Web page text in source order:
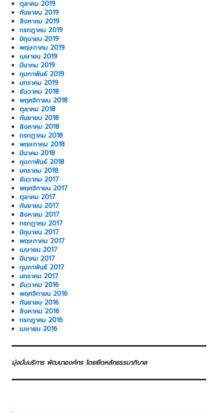
ตุลาคม 2019
กันยายน 2019
สิงหาคม 2019
กรกฎาคม 2019
มิถุนายน 2019
พฤษภาคม 2019
เมษายน 2019
มีนาคม 2019
กุมภาพันธ์ 2019
มกราคม 2019
ธันวาคม 2018
พฤศจิกายน 2018
ตุลาคม 2018
กันยายน 2018
สิงหาคม 2018
กรกฎาคม 2018
พฤษภาคม 2018
มีนาคม 2018
กุมภาพันธ์ 2018
มกราคม 2018
ธันวาคม 2017
พฤศจิกายน 2017
ตุลาคม 2017
กันยายน 2017
สิงหาคม 2017
กรกฎาคม 2017
มิถุนายน 2017
พฤษภาคม 2017
เมษายน 2017
มีนาคม 2017
กุมภาพันธ์ 2017
มกราคม 2017
ธันวาคม 2016
พฤศจิกายน 2016
กันยายน 2016
สิงหาคม 2016
กรกฎาคม 2016
เมษายน 2016
มุ่งมั่นบริการ พัฒนาองค์กร โดยยึดหลักธรรมาภิบาล